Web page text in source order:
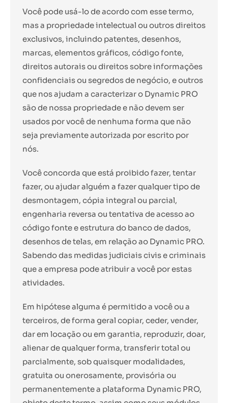
Você pode usá-lo de acordo com esse termo,
mas a propriedade intelectual ou outros direitos
exclusivos, incluindo patentes, desenhos,
marcas, elementos gráficos, código fonte,
direitos autorais ou direitos sobre informações
confidenciais ou segredos de negócio, e outros
que nos ajudam a caracterizar o Dynamic PRO
são de nossa propriedade e não devem ser
usados por você de nenhuma forma que não
seja previamente autorizada por escrito por
nós.
Você concorda que está proibido fazer, tentar
fazer, ou ajudar alguém a fazer qualquer tipo de
desmontagem, cópia integral ou parcial,
engenharia reversa ou tentativa de acesso ao
código fonte e estrutura do banco de dados,
desenhos de telas, em relação ao Dynamic PRO.
Sabendo das medidas judiciais civis e criminais
que a empresa pode atribuir a você por estas
atividades.
Em hipótese alguma é permitido a você ou a
terceiros, de forma geral copiar, ceder, vender,
dar em locação ou em garantia, reproduzir, doar,
alienar de qualquer forma, transferir total ou
parcialmente, sob quaisquer modalidades,
gratuita ou onerosamente, provisória ou
permanentemente a plataforma Dynamic PRO,